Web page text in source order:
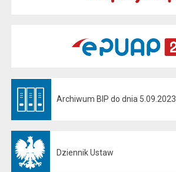
Archiwum BIP do dnia 5.09.2023
Dziennik Ustaw